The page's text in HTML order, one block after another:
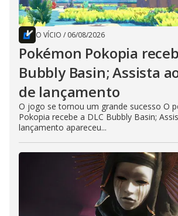
O VÍCIO / 06/08/2026
Pokémon Pokopia
Bubbly Basin; Assista
de lançamento
O jogo se tornou um grande sucesso O
Pokopia recebe a DLC Bubbly Basin;
lançamento apareceu...